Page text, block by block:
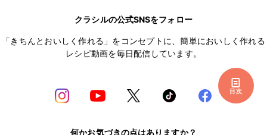
目次
クラシルの公式SNSをフォロー
「きちんとおいしく作れる」をコンセプトに、簡単においしく作れる
レシピ動画を毎日配信しています。
何かお気づきの点はありますか？